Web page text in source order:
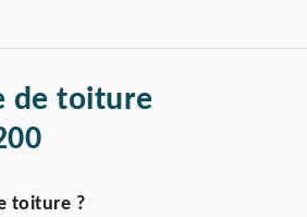
de toiture
toiture ?